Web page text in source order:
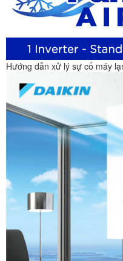
Hướng dẫn xử lý sự cố máy